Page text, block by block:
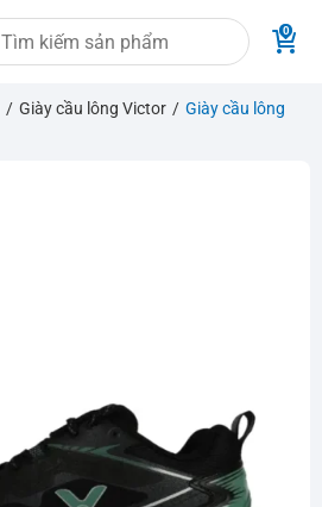
/ Giày cầu lông Victor / Giày cầu lông